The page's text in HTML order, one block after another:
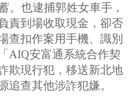
。也逮捕郭姓女車手，
責到場收取現金，卻否
查扣作案用手機、識別
AIQ安富通系統合作契
欺現行犯，移送新北地
追查其他涉詐犯嫌。